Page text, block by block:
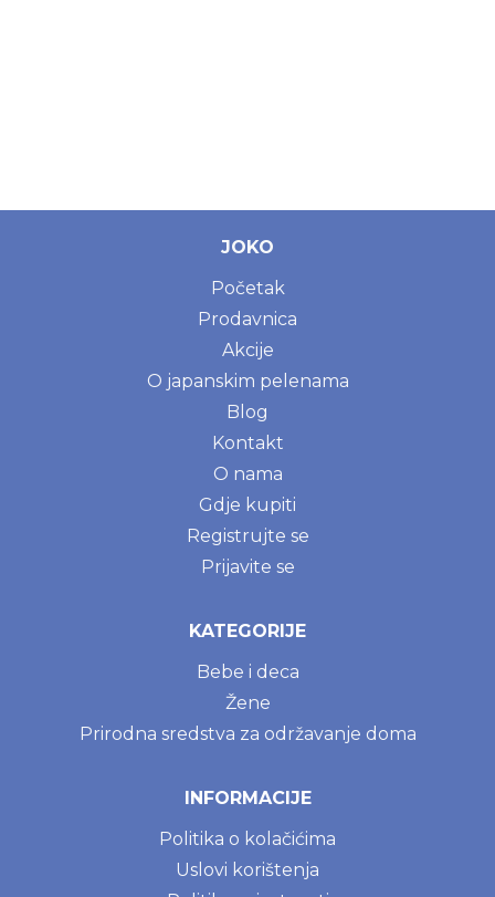
JOKO
Početak
Prodavnica
Akcije
O japanskim pelenama
Blog
Kontakt
O nama
Gdje kupiti
Registrujte se
Prijavite se
KATEGORIJE
Bebe i deca
Žene
Prirodna sredstva za održavanje doma
INFORMACIJE
Politika o kolačićima
Uslovi korištenja